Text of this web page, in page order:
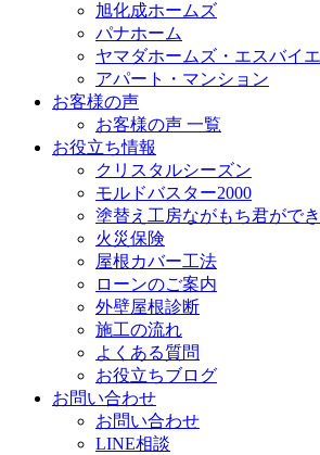
旭化成ホームズ
パナホーム
ヤマダホームズ・エスバイ
アパート・マンション
お客様の声
お客様の声 一覧
お役立ち情報
クリスタルシーズン
モルドバスター2000
塗替え工房ながもち君がで
火災保険
屋根カバー工法
ローンのご案内
外壁屋根診断
施工の流れ
よくある質問
お役立ちブログ
お問い合わせ
お問い合わせ
LINE相談